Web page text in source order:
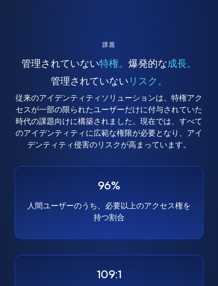
課題
管理されていない特権。 爆発的な成長。
管理されていない リスク。
従来のアイデンティティソリューションは、特権アク
セスが一部の限られたユーザーだけに付与されていた
時代の課題向けに構築されました。現在では、すべて
のアイデンティティに広範な権限が必要となり、アイ
デンティティ侵害のリスクが高まっています。
96%
人間ユーザーのうち、必要以上のアクセス権を
持つ割合
109:1